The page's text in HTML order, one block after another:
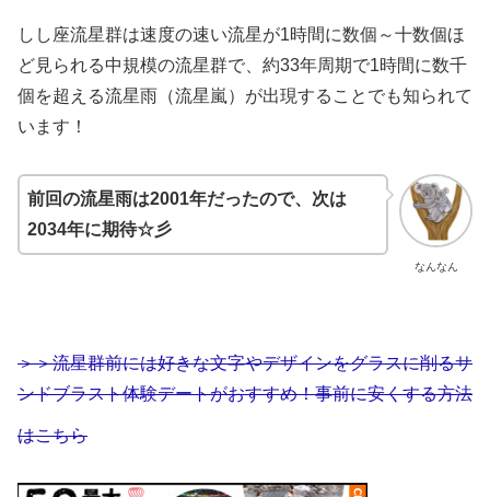
しし座流星群は速度の速い流星が1時間に数個～十数個ほ
ど見られる中規模の流星群で、約33年周期で1時間に数千
個を超える流星雨（流星嵐）が出現することでも知られて
います！
なんなん
前回の流星雨は2001年だったので、次は
2034年に期待☆彡
＞＞流星群前には好きな文字やデザインをグラスに削るサ
ンドブラスト体験デートがおすすめ！事前に安くする方法
はこちら